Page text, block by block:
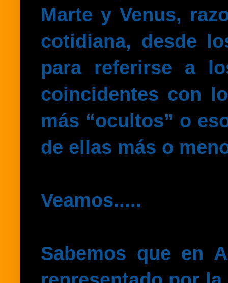
Marte y Venus,
cotidiana, desde
para referirse a
coincidentes con
más “ocultos” o
de ellas más o
Veamos.....
Sabemos que en